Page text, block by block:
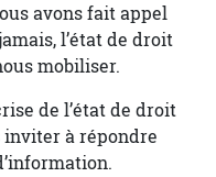
avons fait appel
l’état de droit
mobiliser.
de l’état de droit
inviter à répondre